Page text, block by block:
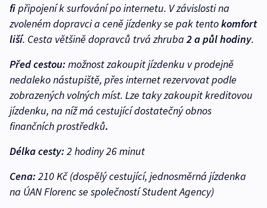
fipřipojení k surfování po internetu. V závislosti na
zvoleném dopravci a ceně jízdenky se pak tentokomfort
liší. Cesta většině dopravců trvá zhruba2 a půl hodiny.
Před cestou: možnost zakoupit jízdenku v prodejně
nedaleko nástupiště, přes internet rezervovat podle
zobrazených volných míst. Lze taky zakoupit kreditovou
jízdenku, na níž má cestující dostatečný obnos
finančních prostředků.
Délka cesty: 2 hodiny 26 minut
Cena: 210 Kč (dospělý cestující, jednosměrná jízdenka
na ÚAN Florenc se společností Student Agency)